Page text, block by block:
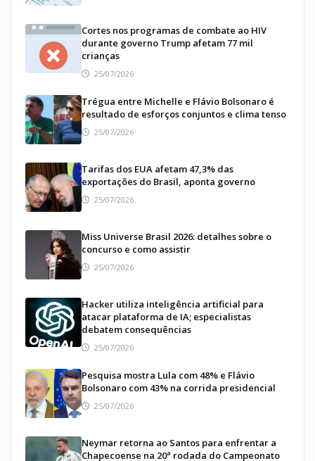
Cortes nos programas de combate ao HIV
durante governo Trump afetam 77 mil
crianças
25/07/2026
Trégua entre Michelle e Flávio Bolsonaro é
resultado de esforços conjuntos e clima tenso
25/07/2026
Tarifas dos EUA afetam 47,3% das
exportações do Brasil, aponta governo
25/07/2026
Miss Universe Brasil 2026: detalhes sobre o
concurso e como assistir
25/07/2026
Hacker utiliza inteligência artificial para
atacar plataforma de IA; especialistas
debatem consequências
25/07/2026
Pesquisa mostra Lula com 48% e Flávio
Bolsonaro com 43% na corrida presidencial
25/07/2026
Neymar retorna ao Santos para enfrentar a
Chapecoense na 20ª rodada do Campeonato